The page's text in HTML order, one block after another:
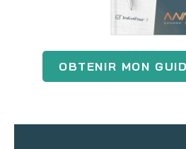
OBTENIR MON